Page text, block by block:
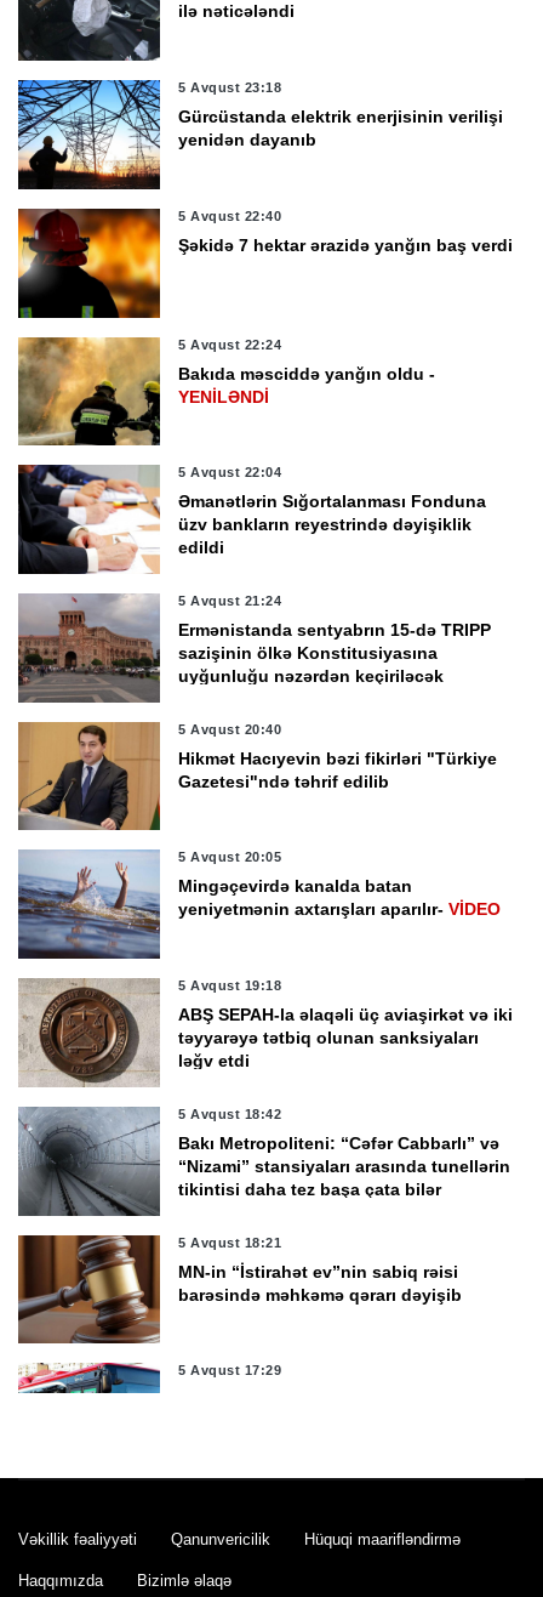
ilə nəticələndi
5 Avqust 23:18
Gürcüstanda elektrik enerjisinin verilişi
yenidən dayanıb
5 Avqust 22:40
Şəkidə 7 hektar ərazidə yanğın baş verdi
5 Avqust 22:24
Bakıda məsciddə yanğın oldu -
YENİLƏNDİ
5 Avqust 22:04
Əmanətlərin Sığortalanması Fonduna
üzv bankların reyestrində dəyişiklik
edildi
5 Avqust 21:24
Ermənistanda sentyabrın 15-də TRIPP
sazişinin ölkə Konstitusiyasına
uyğunluğu nəzərdən keçiriləcək
5 Avqust 20:40
Hikmət Hacıyevin bəzi fikirləri "Türkiye
Gazetesi"ndə təhrif edilib
5 Avqust 20:05
Mingəçevirdə kanalda batan
yeniyetmənin axtarışları aparılır-VİDEO
5 Avqust 19:18
ABŞ SEPAH-la əlaqəli üç aviaşirkət və iki
təyyarəyə tətbiq olunan sanksiyaları
ləğv etdi
5 Avqust 18:42
Bakı Metropoliteni: “Cəfər Cabbarlı” və
“Nizami” stansiyaları arasında tunellərin
tikintisi daha tez başa çata bilər
5 Avqust 18:21
MN-in “İstirahət ev”nin sabiq rəisi
barəsində məhkəmə qərarı dəyişib
5 Avqust 17:29
tranzit keçməklə buğda göndəriləcək
Vəkillik fəaliyyəti Qanunvericilik Hüquqi maarifləndirmə
Haqqımızda Bizimlə əlaqə